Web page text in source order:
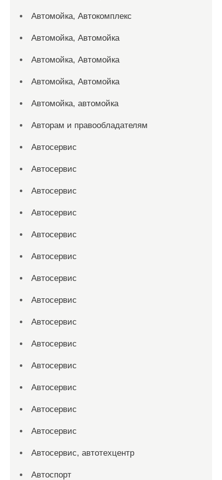
Автомойка, Автокомплекс
Автомойка, Автомойка
Автомойка, Автомойка
Автомойка, Автомойка
Автомойка, автомойка
Авторам и правообладателям
Автосервис
Автосервис
Автосервис
Автосервис
Автосервис
Автосервис
Автосервис
Автосервис
Автосервис
Автосервис
Автосервис
Автосервис
Автосервис
Автосервис
Автосервис, автотехцентр
Автоспорт